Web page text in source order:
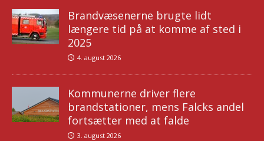
Brandvæsenerne brugte lidt
længere tid på at komme af sted i
2025
4. august 2026
Kommunerne driver flere
brandstationer, mens Falcks andel
fortsætter med at falde
3. august 2026